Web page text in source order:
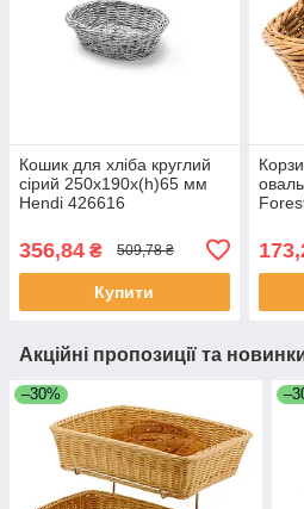
Кошик для хліба круглий
сірий 250x190x(h)65 мм
Hendi 426616
356,84 ₴ 509,78 ₴
Купити
Акційні пропозиції та
–30%